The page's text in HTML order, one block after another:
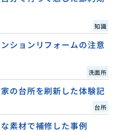
知識
ションリフォームの注意
洗面所
の台所を刷新した体験記
台所
素材で補修した事例